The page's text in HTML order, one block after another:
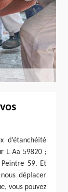
d’étanchéité
L Aa 59820 ;
59. Et
déplacer
vous pouvez